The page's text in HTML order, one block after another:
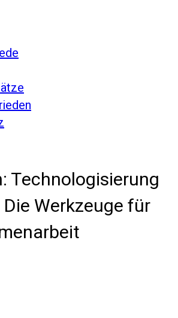
Technologisierung
Werkzeuge für